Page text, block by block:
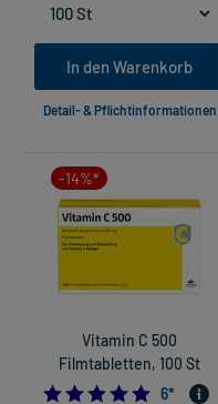
In den Warenkorb
Detail- & Pflichtinformationen
-14%*
Vitamin C 500
Filmtabletten, 100 St
5.0
6*